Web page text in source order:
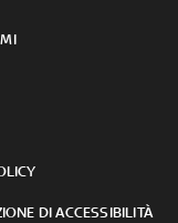
DI ACCESSIBILITÀ